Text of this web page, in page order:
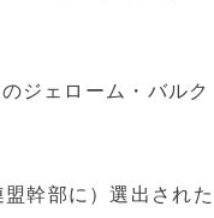
ジェローム・バルク
幹部に）選出され